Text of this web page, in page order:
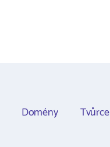
Domény Tvůrce